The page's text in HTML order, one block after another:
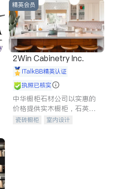
精英会员
2Win Cabinetry Inc.
iTalkBB精英认证
执照已核实
中华橱柜石材公司以实惠的
价格提供实木橱柜，石英石
台面，多种优质不锈钢水
瓷砖橱柜
室内设计